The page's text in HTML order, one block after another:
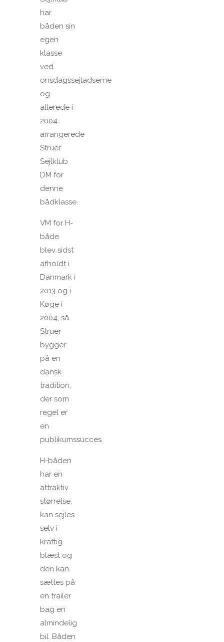
har
båden sin
egen
klasse
ved
onsdagssejladserne
og
allerede i
2004
arrangerede
Struer
Sejlklub
DM for
denne
bådklasse.
VM for H-
både
blev sidst
afholdt i
Danmark i
2013 og i
Køge i
2004, så
Struer
bygger
på en
dansk
tradition,
der som
regel er
en
publikumssucces.
H-båden
har en
attraktiv
størrelse,
kan sejles
selv i
kraftig
blæst og
den kan
sættes på
en trailer
bag en
almindelig
bil. Båden